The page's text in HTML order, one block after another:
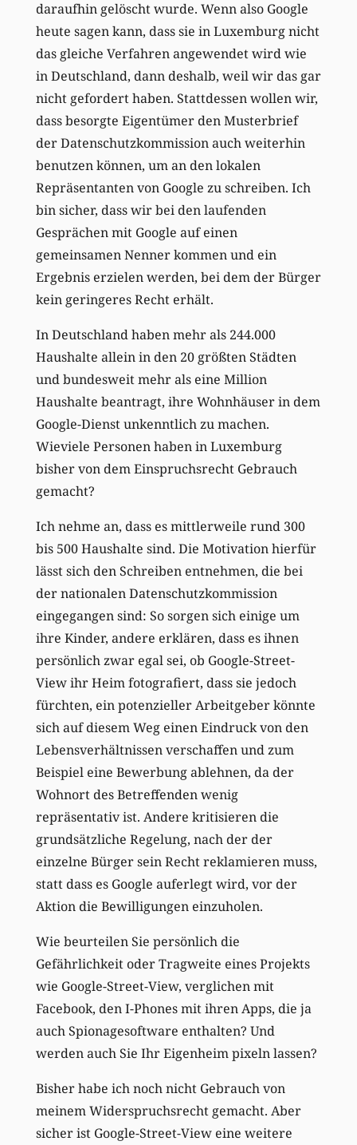
daraufhin gelöscht wurde. Wenn also Google
heute sagen kann, dass sie in Luxemburg nicht
das gleiche Verfahren angewendet wird wie
in Deutschland, dann deshalb, weil wir das gar
nicht gefordert haben. Stattdessen wollen wir,
dass besorgte Eigentümer den Musterbrief
der Datenschutzkommission auch weiterhin
benutzen können, um an den lokalen
Repräsentanten von Google zu schreiben. Ich
bin sicher, dass wir bei den laufenden
Gesprächen mit Google auf einen
gemeinsamen Nenner kommen und ein
Ergebnis erzielen werden, bei dem der Bürger
kein geringeres Recht erhält.
In Deutschland haben mehr als 244.000
Haushalte allein in den 20 größten Städten
und bundesweit mehr als eine Million
Haushalte beantragt, ihre Wohnhäuser in dem
Google-Dienst unkenntlich zu machen.
Wieviele Personen haben in Luxemburg
bisher von dem Einspruchsrecht Gebrauch
gemacht?
Ich nehme an, dass es mittlerweile rund 300
bis 500 Haushalte sind. Die Motivation hierfür
lässt sich den Schreiben entnehmen, die bei
der nationalen Datenschutzkommission
eingegangen sind: So sorgen sich einige um
ihre Kinder, andere erklären, dass es ihnen
persönlich zwar egal sei, ob Google-Street-
View ihr Heim fotografiert, dass sie jedoch
fürchten, ein potenzieller Arbeitgeber könnte
sich auf diesem Weg einen Eindruck von den
Lebensverhältnissen verschaffen und zum
Beispiel eine Bewerbung ablehnen, da der
Wohnort des Betreffenden wenig
repräsentativ ist. Andere kritisieren die
grundsätzliche Regelung, nach der der
einzelne Bürger sein Recht reklamieren muss,
statt dass es Google auferlegt wird, vor der
Aktion die Bewilligungen einzuholen.
Wie beurteilen Sie persönlich die
Gefährlichkeit oder Tragweite eines Projekts
wie Google-Street-View, verglichen mit
Facebook, den I-Phones mit ihren Apps, die ja
auch Spionagesoftware enthalten? Und
werden auch Sie Ihr Eigenheim pixeln lassen?
Bisher habe ich noch nicht Gebrauch von
meinem Widerspruchsrecht gemacht. Aber
sicher ist Google-Street-View eine weitere